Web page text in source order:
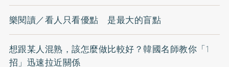
樂閱讀／看人只看優點 是最大的盲點
想跟某人混熟，該怎麼做比較好？韓國名師教你「1
招」迅速拉近關係